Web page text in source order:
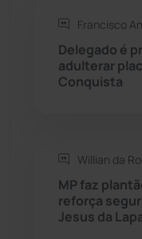
Rio do Antônio
Rio do Pires
Seabra
Sebastião
Francisco
Delegado é
adulterar
Conquista
Willian da
MP faz
reforça
Jesus da